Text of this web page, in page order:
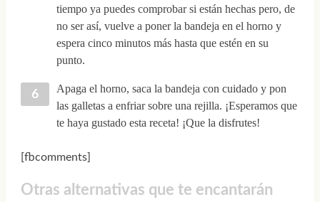
tiempo ya puedes comprobar si están hechas pero, de
no ser así, vuelve a poner la bandeja en el horno y
espera cinco minutos más hasta que estén en su
punto.
Apaga el horno, saca la bandeja con cuidado y pon
las galletas a enfriar sobre una rejilla. ¡Esperamos que
te haya gustado esta receta! ¡Que la disfrutes!
[fbcomments]
Otras alternativas que te encantarán